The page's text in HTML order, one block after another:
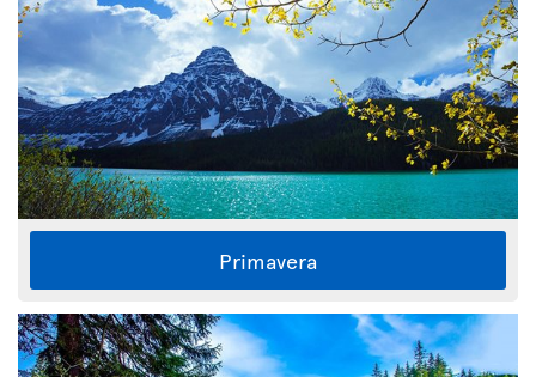
Primavera